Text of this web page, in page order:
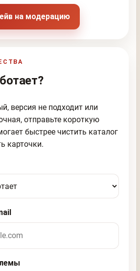
на модерацию
версия не подходит или
отправьте короткую
быстрее чистить каталог
карточки.